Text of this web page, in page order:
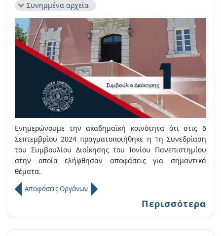
Συνημμένα αρχεία
Ενημερώνουμε την ακαδημαϊκή κοινότητα ότι στις 6
Σεπτεμβρίου 2024 πραγματοποιήθηκε η 1η Συνεδρίαση
του Συμβουλίου Διοίκησης του Ιονίου Πανεπιστημίου
στην οποία ελήφθησαν αποφάσεις για σημαντικά
θέματα.
Αποφάσεις Οργάνων
Περισσότερα